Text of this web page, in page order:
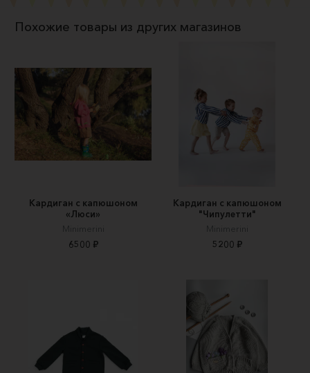
Похожие товары из других магазинов
Кардиган с капюшоном
«Люси»
Minimerini
6500 ₽
Кардиган с капюшоном
"Чипулетти"
Minimerini
5200 ₽